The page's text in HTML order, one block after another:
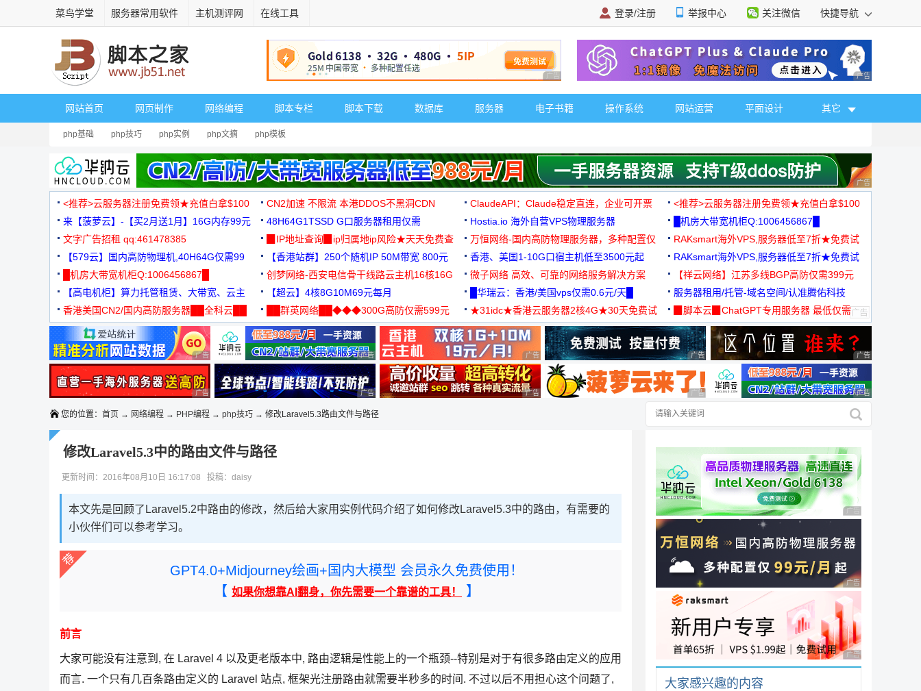
菜鸟学堂 服务器常用软件 主机测评网 在线工具 登录/注册 举报中心 关注微信 快捷导航
广告 商业广告，理性选择 广告 商业广告，理
网站首页 网页制作 网络编程 脚本专栏 脚本下载 数据库 服务器 电子书籍 操作系统 网站运营 平面设计 其它
php基础 php技巧 php实例 php文摘 php模板
广告 商业广告，理
<推荐>云服务器注册免费领★充值白拿$100 CN2加速 不限流 本港DDOS不黑洞CDN ClaudeAPI：Claude稳定直连，企业可开票
<推荐>云服务器注册免费领★充值白拿$100
来【菠萝云】-【买2月送1月】16G内存99元
48H64G1TSSD G口服务器租用仅需
3000+可免费测试
Hostia.io 海外自营VPS物理服务器
█机房大带宽机柜Q:1006456867█
文字广告招租 qq:461478385
▉IP地址查询▉ip归属地ip风险★天天免费查
万恒网络-国内高防物理服务器，多种配置仅
99元/月起
RAKsmart海外VPS,服务器低至7折★免费试
用★
【579云】国内高防物理机,40H64G仅需99
元
【香港站群】250个随机IP 50M带宽 800元 香港、美国1-10G口宿主机低至3500元起
RAKsmart海外VPS,服务器低至7折★免费试
用★
█机房大带宽机柜Q:1006456867█
创梦网络-西安电信骨干线路云主机16核16G
88元/月
微子网络 高效、可靠的网络服务解决方案
【祥云网络】江苏多线BGP高防仅需399元
【高电机柜】算力托管租赁、大带宽、云主
机
【超云】4核8G10M69元每月 █华瑞云：香港/美国vps仅需0.6元/天█
服务器租用/托管-域名空间/认准腾佑科技
香港美国CN2/国内高防服务器██全科云██
██群英网络██◆◆◆300G高防仅需599元
◆◆◆
★31idc★香港云服务器2核4G★30天免费试
用◆
▉脚本云▉ChatGPT专用服务器 最低仅需
19元/月
广告 商业广告，理性选择 广告 商业广告，理性选择 广告 商业广告，理性选择 广告 商业广告，理性选择 广告 商业广告，理
广告 商业广告，理性选择 广告 商业广告，理性选择 广告 商业广告，理性选择 广告 商业广告，理性选择 广告 商业广告，理
您的位置： 首页 → 网络编程 → PHP编程 → php技巧 → 修改Laravel5.3路由文件与路径
修改Laravel5.3中的路由文件与路径
更新时间：2016年08月10日 16:17:08 投稿：daisy
本文先是回顾了Laravel5.2中路由的修改，然后给大家用实例代码介绍了如何修改Laravel5.3中的路由，有需要的
小伙伴们可以参考学习。
GPT4.0+Midjourney绘画+国内大模型 会员永久免费使用！
【 如果你想靠AI翻身，你先需要一个靠谱的工具！ 】
前言
大家可能没有注意到, 在 Laravel 4 以及更老版本中, 路由逻辑是性能上的一个瓶颈--特别是对于有很多路由定义的应用
而言. 一个只有几百条路由定义的 Laravel 站点, 框架光注册路由就需要半秒多的时间. 不过以后不用担心这个问题了,
广告 商业广告，理性
广告 商业广告，理性
广告 商业广告，理性
大家感兴趣的内容